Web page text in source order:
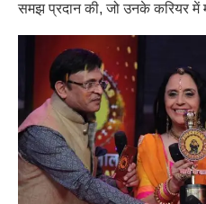
समझ प्रदान की, जो उनके करियर में